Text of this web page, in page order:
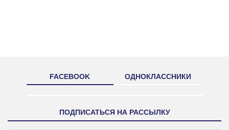
FACEBOOK ОДНОКЛАССНИКИ
ПОДПИСАТЬСЯ НА РАССЫЛКУ